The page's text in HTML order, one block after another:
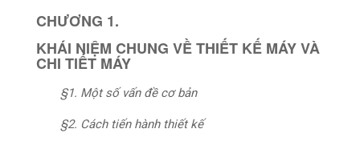
CHƯƠNG 1.
KHÁI NIỆM CHUNG VỀ THIẾT KẾ MÁY VÀ
CHI TIẾT MÁY
§1. Một số vấn đề cơ bản
§2. Cách tiến hành thiết kế